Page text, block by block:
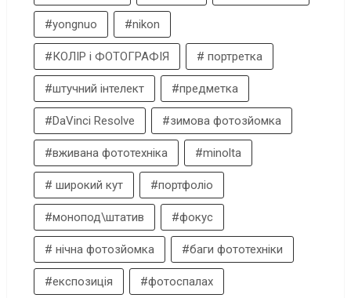
#yongnuo #nikon
#КОЛІР і ФОТОГРАФІЯ # портретка
#штучний інтелект #предметка
#DaVinci Resolve #зимова фотозйомка
#вживана фототехніка #minolta
# широкий кут #портфоліо
#монопод\штатив #фокус
# нічна фотозйомка #баги фототехніки
#експозиція #фотоспалах